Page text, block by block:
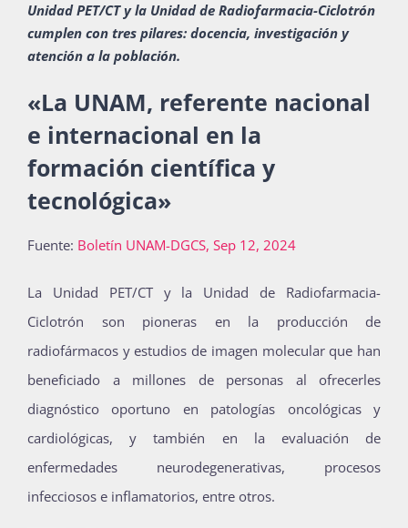
La Boletina
Blog
Recursos
Súmate
Publicaciones
Bienvenida generación 2027-1
Unidad PET/CT y la Unidad de Radiofarmacia-Ciclotrón
cumplen con tres pilares: docencia, investigación y
atención a la población.
«La UNAM, referente nacional
e internacional en la
formación científica y
tecnológica»
Fuente: Boletín UNAM-DGCS, Sep 12, 2024
La Unidad PET/CT y la Unidad de Radiofarmacia-
Ciclotrón son pioneras en la producción de
radiofármacos y estudios de imagen molecular que han
beneficiado a millones de personas al ofrecerles
diagnóstico oportuno en patologías oncológicas y
cardiológicas, y también en la evaluación de
enfermedades neurodegenerativas, procesos
infecciosos e inflamatorios, entre otros.